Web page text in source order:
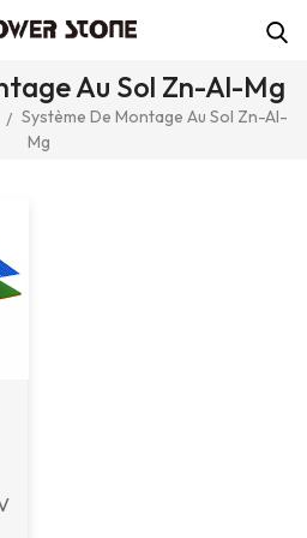
Au Sol Zn-Al-Mg
/ Système De Montage Au Sol Zn-Al-
Mg